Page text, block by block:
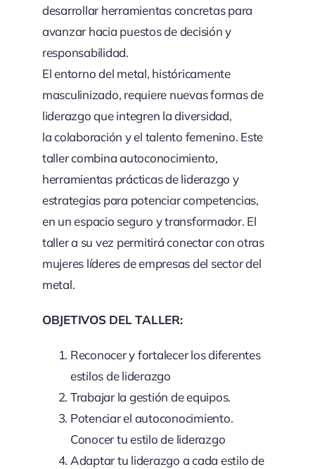
desarrollar herramientas concretas para
avanzar hacia puestos de decisión y
responsabilidad.
El entorno del metal, históricamente
masculinizado, requiere nuevas formas de
liderazgo que integren la diversidad,
la colaboración y el talento femenino. Este
taller combina autoconocimiento,
herramientas prácticas de liderazgo y
estrategias para potenciar competencias,
en un espacio seguro y transformador. El
taller a su vez permitirá conectar con otras
mujeres líderes de empresas del sector del
metal.
OBJETIVOS DEL TALLER:
Reconocer y fortalecer los diferentes
estilos de liderazgo
Trabajar la gestión de equipos.
Potenciar el autoconocimiento.
Conocer tu estilo de liderazgo
Adaptar tu liderazgo a cada estilo de